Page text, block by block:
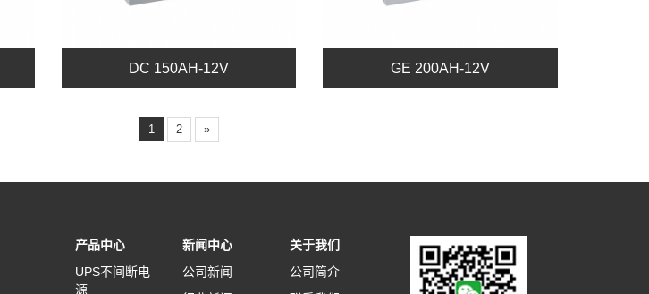
DC 150AH-12V GE 200AH-12V
1 2 »
产品中心
UPS不间断电
源
新闻中心
公司新闻
关于我们
公司简介